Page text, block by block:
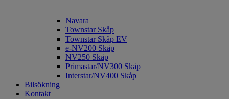
Navara
Townstar Skåp
Townstar Skåp EV
e-NV200 Skåp
NV250 Skåp
Primastar/NV300 Skåp
Interstar/NV400 Skåp
Bilsökning
Kontakt